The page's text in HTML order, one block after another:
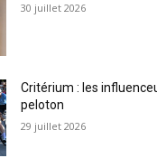
30 juillet 2026
Critérium : les
peloton
29 juillet 2026